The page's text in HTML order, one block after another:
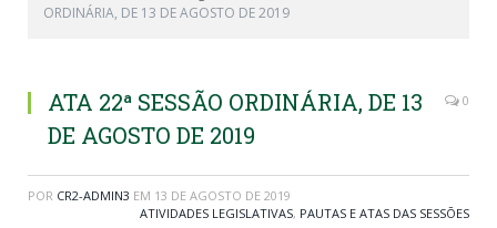
ORDINÁRIA, DE 13 DE AGOSTO DE 2019
ATA 22ª SESSÃO ORDINÁRIA, DE 13
DE AGOSTO DE 2019
0
POR CR2-ADMIN3 EM 13 DE AGOSTO DE 2019
ATIVIDADES LEGISLATIVAS, PAUTAS E ATAS DAS SESSÕES